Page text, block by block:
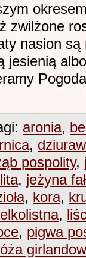
zwilżone
nasion
jesienią
aronia,
,
pospolity,
, jeżyna
, kora,
,
, pigwa